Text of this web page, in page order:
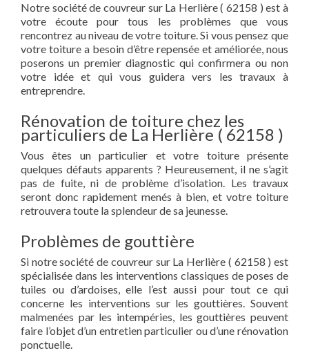
Notre société de couvreur sur La Herlière ( 62158 ) est à
votre écoute pour tous les problèmes que vous
rencontrez au niveau de votre toiture. Si vous pensez que
votre toiture a besoin d’être repensée et améliorée, nous
poserons un premier diagnostic qui confirmera ou non
votre idée et qui vous guidera vers les travaux à
entreprendre.
Rénovation de toiture chez les
particuliers de La Herlière ( 62158 )
Vous êtes un particulier et votre toiture présente
quelques défauts apparents ? Heureusement, il ne s’agit
pas de fuite, ni de problème d’isolation. Les travaux
seront donc rapidement menés à bien, et votre toiture
retrouvera toute la splendeur de sa jeunesse.
Problèmes de gouttière
Si notre société de couvreur sur La Herlière ( 62158 ) est
spécialisée dans les interventions classiques de poses de
tuiles ou d’ardoises, elle l’est aussi pour tout ce qui
concerne les interventions sur les gouttières. Souvent
malmenées par les intempéries, les gouttières peuvent
faire l’objet d’un entretien particulier ou d’une rénovation
ponctuelle.